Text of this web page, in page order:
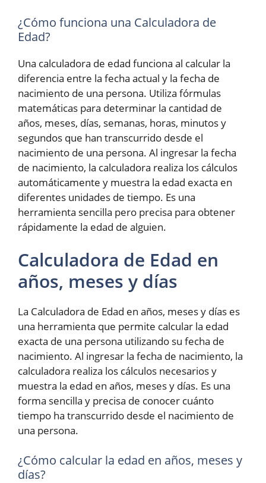
¿Cómo funciona una Calculadora de
Edad?
Una calculadora de edad funciona al calcular la
diferencia entre la fecha actual y la fecha de
nacimiento de una persona. Utiliza fórmulas
matemáticas para determinar la cantidad de
años, meses, días, semanas, horas, minutos y
segundos que han transcurrido desde el
nacimiento de una persona. Al ingresar la fecha
de nacimiento, la calculadora realiza los cálculos
automáticamente y muestra la edad exacta en
diferentes unidades de tiempo. Es una
herramienta sencilla pero precisa para obtener
rápidamente la edad de alguien.
Calculadora de Edad en
años, meses y días
La Calculadora de Edad en años, meses y días es
una herramienta que permite calcular la edad
exacta de una persona utilizando su fecha de
nacimiento. Al ingresar la fecha de nacimiento, la
calculadora realiza los cálculos necesarios y
muestra la edad en años, meses y días. Es una
forma sencilla y precisa de conocer cuánto
tiempo ha transcurrido desde el nacimiento de
una persona.
¿Cómo calcular la edad en años, meses y
días?